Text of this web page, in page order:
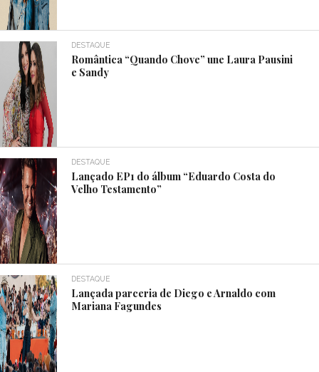
DESTAQUE
Romântica “Quando Chove” une Laura Pausini
e Sandy
DESTAQUE
Lançado EP1 do álbum “Eduardo Costa do
Velho Testamento”
DESTAQUE
Lançada parceria de Diego e Arnaldo com
Mariana Fagundes